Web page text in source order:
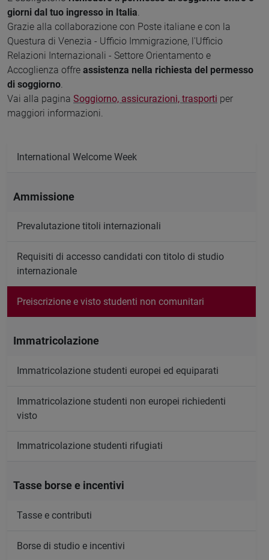
giorni dal tuo ingresso in Italia.
Grazie alla collaborazione con Poste italiane e con la
Questura di Venezia - Ufficio Immigrazione, l'Ufficio
Relazioni Internazionali - Settore Orientamento e
Accoglienza offre assistenza nella richiesta del permesso
di soggiorno.
Vai alla pagina Soggiorno, assicurazioni, trasporti per
maggiori informazioni.
International Welcome Week
Ammissione
Prevalutazione titoli internazionali
Requisiti di accesso candidati con titolo di studio
internazionale
Preiscrizione e visto studenti non comunitari
Immatricolazione
Immatricolazione studenti europei ed equiparati
Immatricolazione studenti non europei richiedenti
visto
Immatricolazione studenti rifugiati
Tasse borse e incentivi
Tasse e contributi
Borse di studio e incentivi